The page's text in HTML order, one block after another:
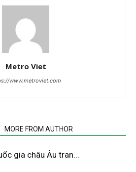
Metro Viet
www.metroviet.com
MORE FROM AUTHOR
gia châu Âu tran...